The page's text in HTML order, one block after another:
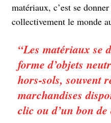
matériaux, c’est se
collectivement le monde
“Les matériaux se
forme d’objets
hors-sols, souvent
marchandises
clic ou d’un bon de